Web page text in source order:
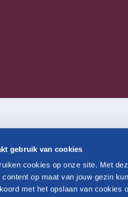
gebruik van cookies
cookies op onze site. Met
op maat van jouw gezin
met het opslaan van cookies